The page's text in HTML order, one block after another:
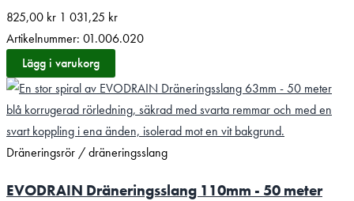
825,00 kr 1 031,25 kr
Artikelnummer: 01.006.020
Lägg i varukorg
Dräneringsrör / dräneringsslang
EVODRAIN Dräneringsslang 110mm - 50 meter